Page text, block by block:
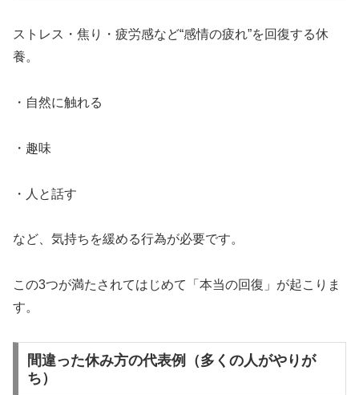
ストレス・焦り・疲労感など“感情の疲れ”を回復する休
養。
・自然に触れる
・趣味
・人と話す
など、気持ちを緩める行為が必要です。
この3つが満たされてはじめて「本当の回復」が起こりま
す。
間違った休み方の代表例（多くの人がやりが
ち）